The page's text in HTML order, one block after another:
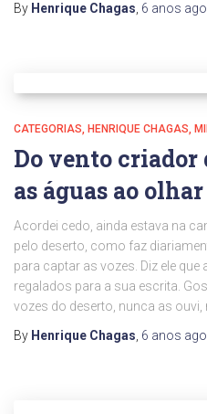
By Henrique Chagas 6 anos ago
CATEGORIAS HENRIQUE CHAGAS
Do vento criador
as águas ao
Acordei cedo, ainda estava na
pelo deserto, como faz
para captar as vozes. Diz ele
regalados para a sua escrita.
vozes do deserto, nunca as
By Henrique Chagas 6 anos ago